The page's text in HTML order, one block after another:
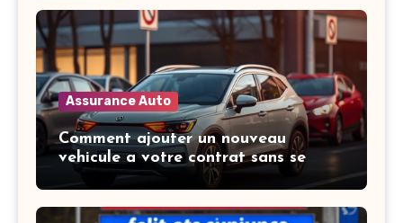
Assurance Auto
Comment ajouter un nouveau
vehicule a votre contrat sans se
tromper